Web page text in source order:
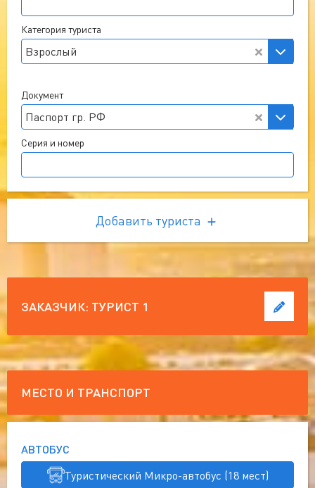
Категория туриста
Взрослый
Документ
Паспорт гр. РФ
Серия и номер
Добавить туриста
ЗАКАЗЧИК: ТУРИСТ 1
МЕСТО И ТРАНСПОРТ
АВТОБУС
Туристический Микро-автобус (18 мест)